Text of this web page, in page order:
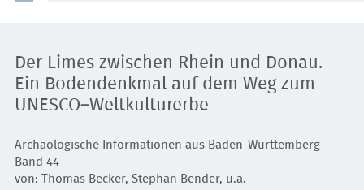
Der Limes zwischen Rhein und Donau.
Ein Bodendenkmal auf dem Weg zum
UNESCO–Weltkulturerbe
Archäologische Informationen aus Baden-Württemberg
Band 44
von: Thomas Becker, Stephan Bender, u.a.